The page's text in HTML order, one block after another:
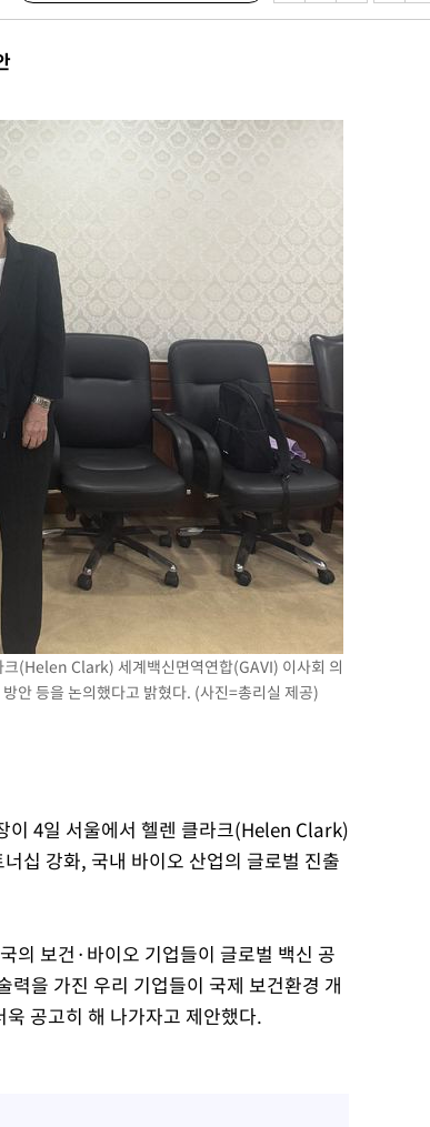
(Helen Clark) 세계백신면역연합(GAVI) 이사회 의
안 등을 논의했다고 밝혔다. (사진=총리실 제공)
이 4일 서울에서 헬렌 클라크(Helen Clark)
십 강화, 국내 바이오 산업의 글로벌 진출
의 보건·바이오 기업들이 글로벌 백신 공
을 가진 우리 기업들이 국제 보건환경 개
공고히 해 나가자고 제안했다.